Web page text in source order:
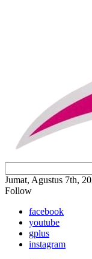
Jumat, Agustus 7th,
Follow
facebook
youtube
gplus
instagram